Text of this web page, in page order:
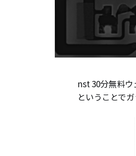
nst 30分無料
ということで